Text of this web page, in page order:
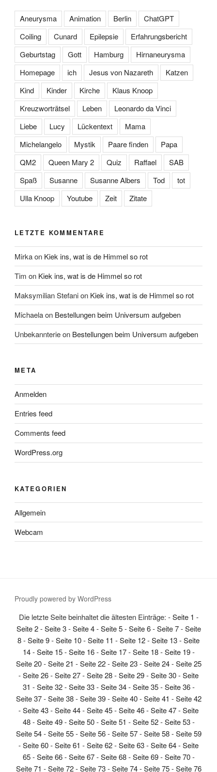
Aneurysma Animation Berlin
ChatGPT
Coiling
Cunard Epilepsie
Erfahrungsbericht
Geburtstag
Gott Hamburg
Hirnaneurysma
Homepage
ich Jesus von Nazareth
Katzen
Kind
Kinder Kirche
Klaus Knoop
Kreuzworträtsel
Leben
Leonardo da Vinci
Liebe
Lucy Lückentext
Mama
Michelangelo
Mystik Paare finden
Papa
QM2
Queen Mary 2 Quiz Raffael
SAB
Spaß
Susanne Susanne Albers Tod
tot
Ulla Knoop
Youtube Zeit Zitate
LETZTE KOMMENTARE
Mirkaon Kiek ins, wat is de Himmel so rot
Tim on Kiek ins, wat is de Himmel so rot
Maksymilian Stefanion Kiek ins, wat is de Himmel so rot
Michaelaon Bestellungen beim Universum aufgeben
Unbekannterieon Bestellungen beim Universum aufgeben
META
Anmelden
Entries feed
Comments feed
WordPress.org
KATEGORIEN
Allgemein
Webcam
Proudly powered by WordPress
Die letzte Seite beinhaltet die ältesten Einträge: -Seite 1 -
Seite 2-Seite 3-Seite 4-Seite 5-Seite 6-Seite 7-Seite
8-Seite 9-Seite 10-Seite 11 -Seite 12-Seite 13-Seite
14-Seite 15-Seite 16-Seite 17-Seite 18-Seite 19-
Seite 20-Seite 21 -Seite 22-Seite 23-Seite 24-Seite 25
-Seite 26-Seite 27-Seite 28-Seite 29-Seite 30-Seite
31 -Seite 32-Seite 33-Seite 34-Seite 35-Seite 36-
Seite 37-Seite 38-Seite 39-Seite 40-Seite 41 -Seite 42
-Seite 43-Seite 44-Seite 45-Seite 46-Seite 47-Seite
48-Seite 49-Seite 50-Seite 51 -Seite 52-Seite 53-
Seite 54-Seite 55-Seite 56-Seite 57-Seite 58-Seite 59
-Seite 60-Seite 61 -Seite 62-Seite 63-Seite 64-Seite
65-Seite 66-Seite 67-Seite 68-Seite 69-Seite 70-
Seite 71 -Seite 72-Seite 73-Seite 74-Seite 75-Seite 76